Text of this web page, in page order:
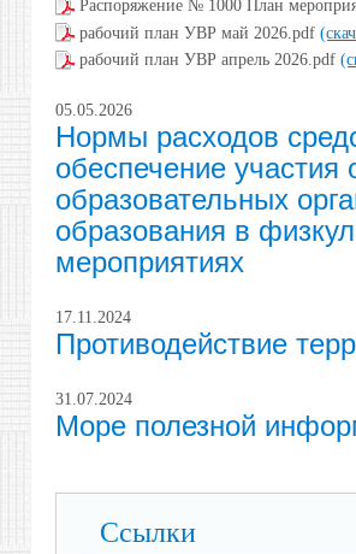
Распоряжение № 1000 План
рабочий план УВР май 2026.pdf
рабочий план УВР апрель 2026.pdf
05.05.2026
Нормы расходов
обеспечение
образовательных
образования в
мероприятиях
17.11.2024
Противодействие
31.07.2024
Море полезной
Ссылки